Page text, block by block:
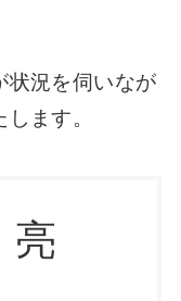
状況を伺いなが
ます。
亮